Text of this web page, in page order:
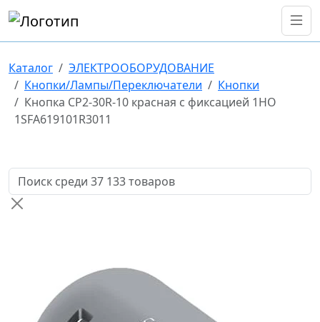
Каталог
ЭЛЕКТРООБОРУДОВАНИЕ
Кнопки/Лампы/Переключатели
Кнопки
Кнопка CP2-30R-10 красная с фиксацией 1HO
1SFA619101R3011
Поиск товаров по названию или артикулу